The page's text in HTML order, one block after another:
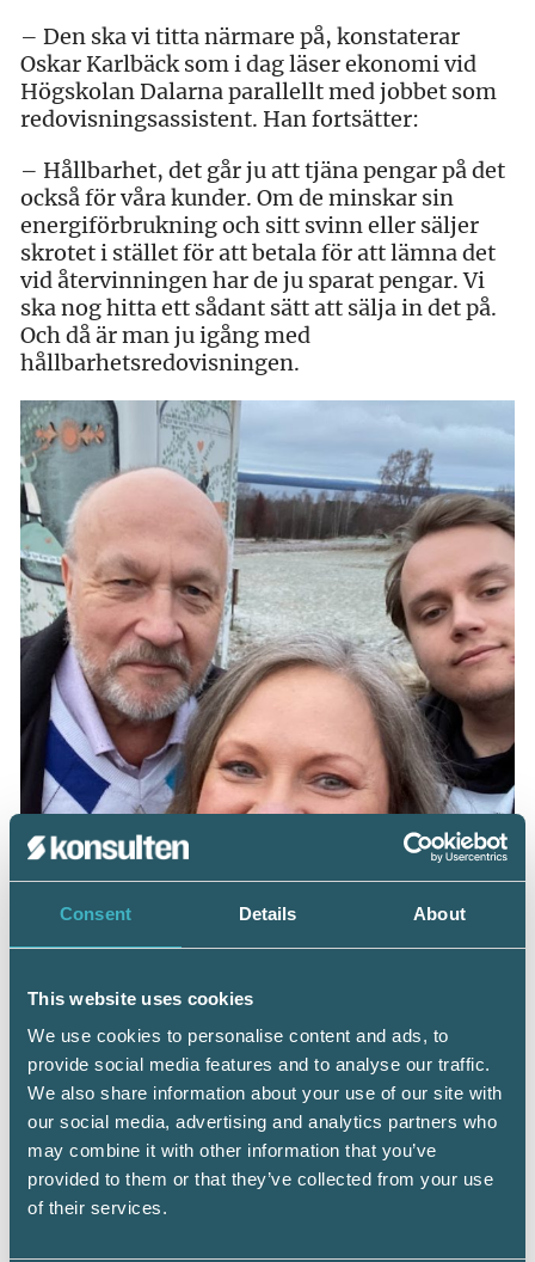
Consent Details About
This website uses cookies
We use cookies to personalise content and ads, to
provide social media features and to analyse our traffic.
We also share information about your use of our site with
our social media, advertising and analytics partners who
may combine it with other information that you’ve
provided to them or that they’ve collected from your use
of their services.
– Den ska vi titta närmare på, konstaterar
Oskar Karlbäck som i dag läser ekonomi vid
Högskolan Dalarna parallellt med jobbet som
redovisningsassistent. Han fortsätter:
– Hållbarhet, det går ju att tjäna pengar på det
också för våra kunder. Om de minskar sin
energiförbrukning och sitt svinn eller säljer
skrotet i stället för att betala för att lämna det
vid återvinningen har de ju sparat pengar. Vi
ska nog hitta ett sådant sätt att sälja in det på.
Och då är man ju igång med
hållbarhetsredovisningen.
– På lång sikt är tanken att byrån kan växa med fler
kunder och mer personal. Marknaden finns i regionen,
konstaterar Oskar Karlbäck vid BRA Redovisning Karlbäck
AB, till höger. Bredvid honom Tomas och Kerstin Karlbäck,
som nu planerar ett hållbart generationsskifte.